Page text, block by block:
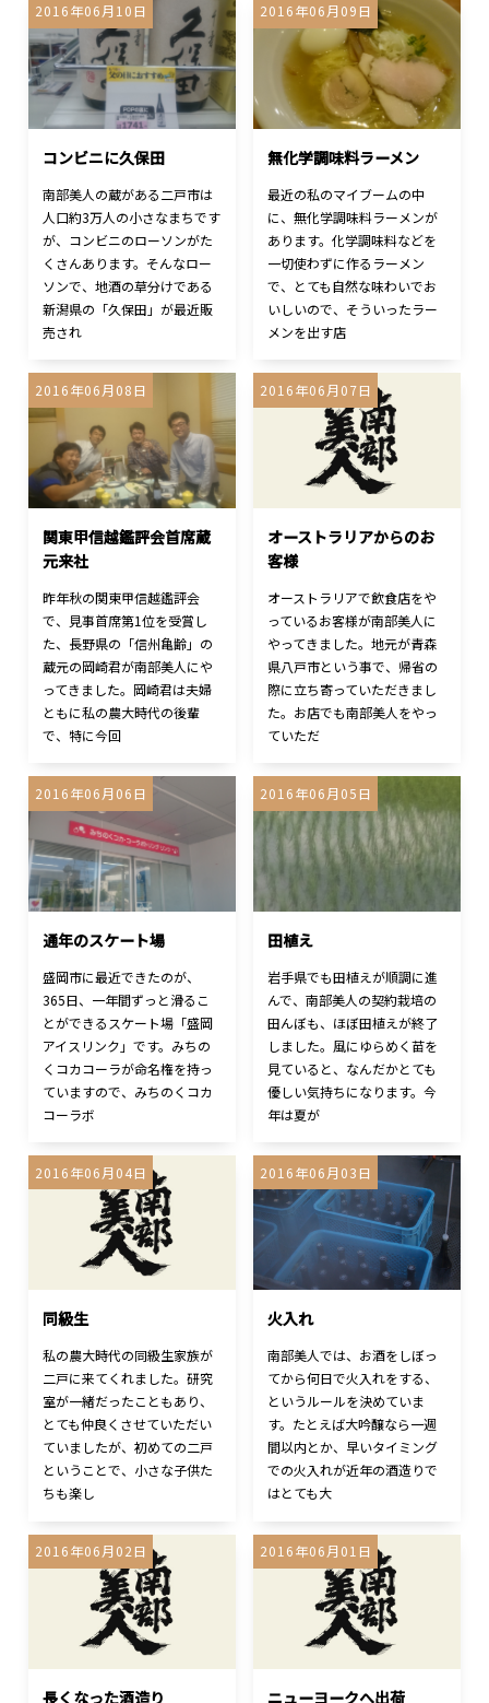
2016年06月10日
コンビニに久保田
南部美人の蔵がある二戸市は
人口約3万人の小さなまちです
が、コンビニのローソンがた
くさんあります。そんなロー
ソンで、地酒の草分けである
新潟県の「久保田」が最近販
売され
2016年06月09日
無化学調味料ラーメン
最近の私のマイブームの中
に、無化学調味料ラーメンが
あります。化学調味料などを
一切使わずに作るラーメン
で、とても自然な味わいでお
いしいので、そういったラー
メンを出す店
2016年06月08日
関東甲信越鑑評会首席蔵
元来社
昨年秋の関東甲信越鑑評会
で、見事首席第1位を受賞し
た、長野県の「信州亀齢」の
蔵元の岡崎君が南部美人にや
ってきました。岡崎君は夫婦
ともに私の農大時代の後輩
で、特に今回
2016年06月07日
オーストラリアからのお
客様
オーストラリアで飲食店をや
っているお客様が南部美人に
やってきました。地元が青森
県八戸市という事で、帰省の
際に立ち寄っていただきまし
た。お店でも南部美人をやっ
ていただ
2016年06月06日
通年のスケート場
盛岡市に最近できたのが、
365日、一年間ずっと滑るこ
とができるスケート場「盛岡
アイスリンク」です。みちの
くコカコーラが命名権を持っ
ていますので、みちのくコカ
コーラボ
2016年06月05日
田植え
岩手県でも田植えが順調に進
んで、南部美人の契約栽培の
田んぼも、ほぼ田植えが終了
しました。風にゆらめく苗を
見ていると、なんだかとても
優しい気持ちになります。今
年は夏が
2016年06月04日
同級生
私の農大時代の同級生家族が
二戸に来てくれました。研究
室が一緒だったこともあり、
とても仲良くさせていただい
ていましたが、初めての二戸
ということで、小さな子供た
ちも楽し
2016年06月03日
火入れ
南部美人では、お酒をしぼっ
てから何日で火入れをする、
というルールを決めていま
す。たとえば大吟醸なら一週
間以内とか、早いタイミング
での火入れが近年の酒造りで
はとても大
2016年06月02日
長くなった酒造り
2016年06月01日
ニューヨークへ出荷